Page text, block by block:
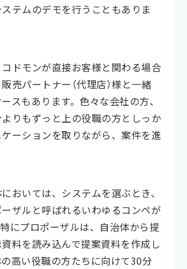
テムのデモを行うこともありま
ドモンが直接お客様と関わる場合
売パートナー（代理店）様と一緒
スもあります。色々な会社の方、
りもずっと上の役職の方としっか
ーションを取りながら、案件を進
おいては、システムを選ぶとき、
ザルと呼ばれるいわゆるコンペが
にプロポーザルは、自治体から提
料を読み込んで提案資料を作成し
高い役職の方たちに向けて30分